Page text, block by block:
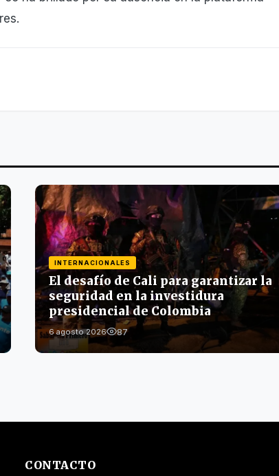
INTERNACIONALES
El desafío de Cali para garantizar la
seguridad en la investidura
presidencial de Colombia
6 agosto 2026 87
CONTACTO